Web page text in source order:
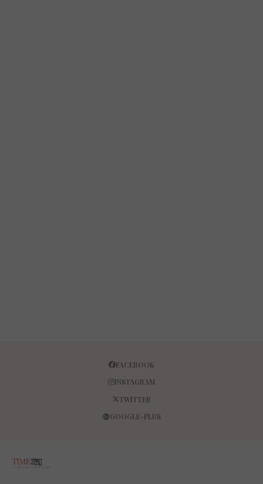
FACEBOOK
INSTAGRAM
TWITTER
GOOGLE-PLUS